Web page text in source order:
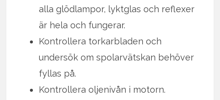
alla glödlampor, lyktglas och reflexer
är hela och fungerar.
Kontrollera torkarbladen och
undersök om spolarvätskan behöver
fyllas på.
Kontrollera oljenivån i motorn.